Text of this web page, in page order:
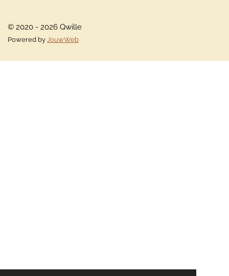
© 2020 - 2026 Qwille
Powered by JouwWeb